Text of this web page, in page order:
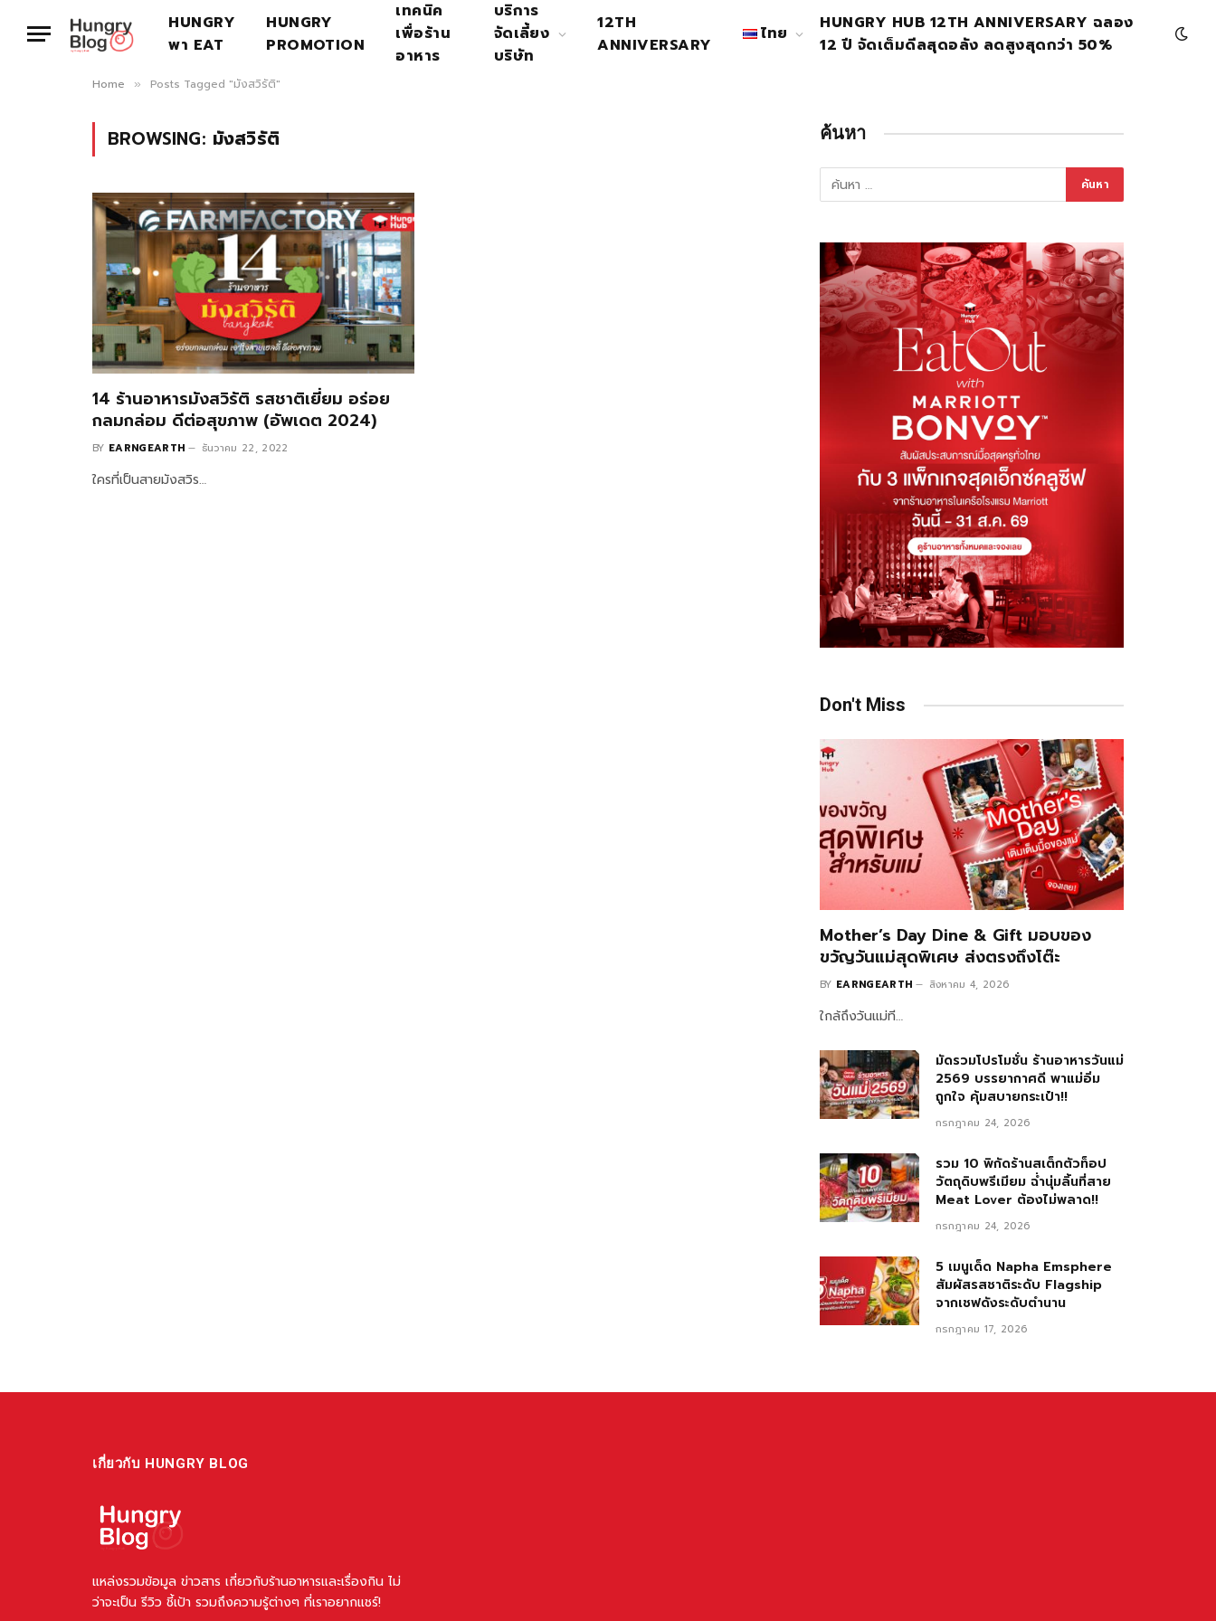
HUNGRY
พา EAT
HUNGRY
PROMOTION
เทคนิค
เพื่อร้าน
อาหาร
บริการ
จัดเลี้ยง
บริษัท
12TH
ANNIVERSARY
ไทย
HUNGRY HUB 12TH ANNIVERSARY ฉลอง
12 ปี จัดเต็มดีลสุดอลัง ลดสูงสุดกว่า 50%
Home » Posts Tagged "มังสวิรัติ"
BROWSING: มังสวิรัติ
14 ร้านอาหารมังสวิรัติ รสชาติเยี่ยม อร่อย
กลมกล่อม ดีต่อสุขภาพ (อัพเดต 2024)
BY EARNGEARTH ธันวาคม 22, 2022
ใครที่เป็นสายมังสวิร…
ค้นหา
Don't Miss
Mother’s Day Dine & Gift มอบของ
ขวัญวันแม่สุดพิเศษ ส่งตรงถึงโต๊ะ
BY EARNGEARTH สิงหาคม 4, 2026
ใกล้ถึงวันแม่ที…
มัดรวมโปรโมชั่น ร้านอาหารวันแม่
2569 บรรยากาศดี พาแม่อิ่ม
ถูกใจ คุ้มสบายกระเป๋า!!
กรกฎาคม 24, 2026
รวม 10 พิกัดร้านสเต็กตัวท็อป
วัตถุดิบพรีเมียม ฉ่ำนุ่มลิ้นที่สาย
Meat Lover ต้องไม่พลาด!!
กรกฎาคม 24, 2026
5 เมนูเด็ด Napha Emsphere
สัมผัสรสชาติระดับ Flagship
จากเชฟดังระดับตำนาน
กรกฎาคม 17, 2026
เกี่ยวกับ HUNGRY BLOG
แหล่งรวมข้อมูล ข่าวสาร เกี่ยวกับร้านอาหารและเรื่องกิน ไม่
ว่าจะเป็น รีวิว ชี้เป้า รวมถึงความรู้ต่างๆ ที่เราอยากแชร์!